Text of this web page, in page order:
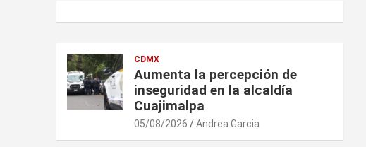
CDMX
Aumenta la percepción de
inseguridad en la alcaldía
Cuajimalpa
05/08/2026 Andrea Garcia